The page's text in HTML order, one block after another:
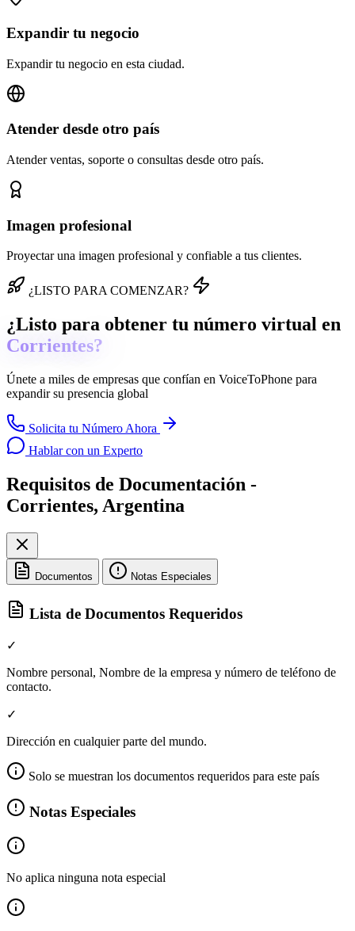
Expandir tu negocio
Expandir tu negocio en esta ciudad.
Atender desde otro país
Atender ventas, soporte o consultas desde otro país.
Imagen profesional
Proyectar una imagen profesional y confiable a tus clientes.
¿LISTO PARA COMENZAR?
¿Listo para obtener tu número virtual en
Corrientes?
Únete a miles de empresas que confían en VoiceToPhone para
expandir su presencia global
Solicita tu Número Ahora
Hablar con un Experto
Requisitos de Documentación -
Corrientes, Argentina
Documentos Notas Especiales
Lista de Documentos Requeridos
✓
Nombre personal, Nombre de la empresa y número de teléfono de
contacto.
✓
Dirección en cualquier parte del mundo.
Solo se muestran los documentos requeridos para este país
Notas Especiales
No aplica ninguna nota especial